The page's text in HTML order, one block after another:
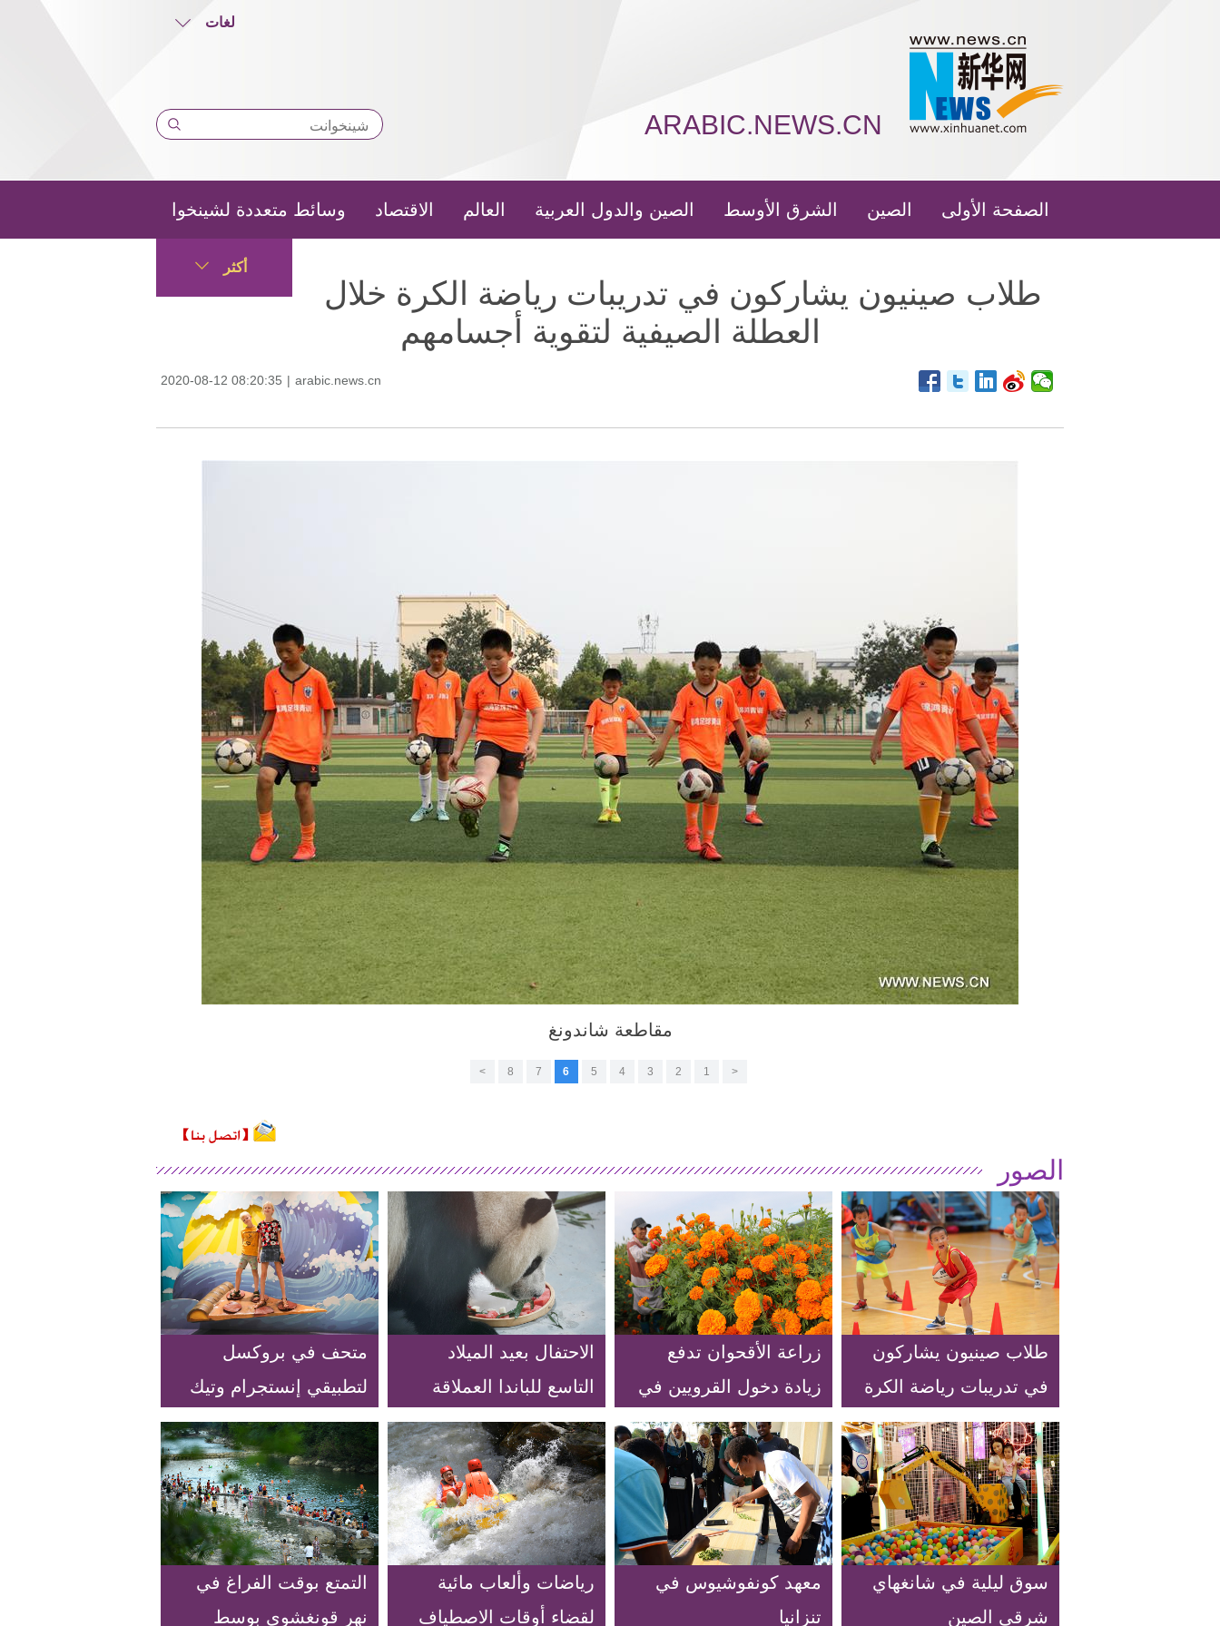
لغات
ARABIC.NEWS.CN
الصفحة الأولى الصين الشرق الأوسط الصين والدول العربية العالم الاقتصاد وسائط متعددة لشينخوا
أكثر
طلاب صينيون يشاركون في تدريبات رياضة الكرة خلال
العطلة الصيفية لتقوية أجسامهم
2020-08-12 08:20:35 | arabic.news.cn
مقاطعة شاندونغ
<
1
2
3
4
5
6
7
8
>
الصور
طلاب صينيون يشاركون
في تدريبات رياضة الكرة
خلال العطلة الصيفية
لتقوية أجسامهم
زراعة الأقحوان تدفع
زيادة دخول القرويين في
محافظة تشنغده بمقاطعة
خبي
الاحتفال بعيد الميلاد
التاسع للباندا العملاقة
شوانغشين في منزل
الباندا في مدينة شينينغ
بمقاطعة تشينغهاي
متحف في بروكسل
لتطبيقي إنستجرام وتيك
توك
سوق ليلية في شانغهاي
شرقي الصين
معهد كونفوشيوس في
تنزانيا
رياضات وألعاب مائية
لقضاء أوقات الاصطياف
التمتع بوقت الفراغ في
نهر قونغشوي بوسط